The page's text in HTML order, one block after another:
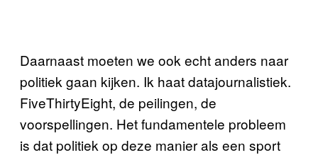
Daarnaast moeten we ook echt anders naar
politiek gaan kijken. Ik haat datajournalistiek.
FiveThirtyEight, de peilingen, de
voorspellingen. Het fundamentele probleem
is dat politiek op deze manier als een sport